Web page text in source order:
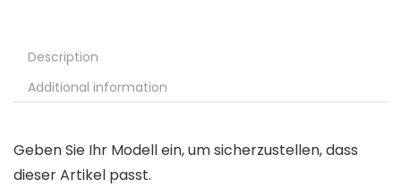
Description
Additional information
Geben Sie Ihr Modell ein, um sicherzustellen, dass
dieser Artikel passt.